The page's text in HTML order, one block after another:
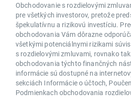
Obchodovanie s rozdielovými
pre všetkých investorov, pretože
špekulatívnu a rizikovú investíciu.
obchodovania Vám dôrazne
všetkými potenciálnymi rizikami
s rozdielovými zmluvami, rovnako
obchodovania týchto finančných
informácie sú dostupné na
sekciách Informácie o účtoch,
Podmienkach obchodovania